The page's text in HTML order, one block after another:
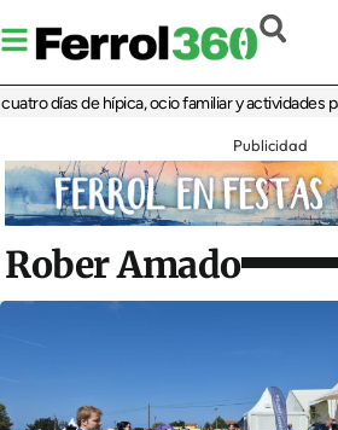
días de hípica, ocio familiar y actividades para
Publicidad
Rober Amado